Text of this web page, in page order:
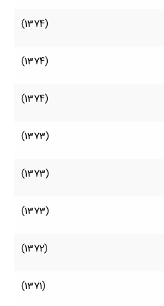
(1374)
(1374)
(1374)
(1373)
(1373)
(1373)
(1372)
(1371)